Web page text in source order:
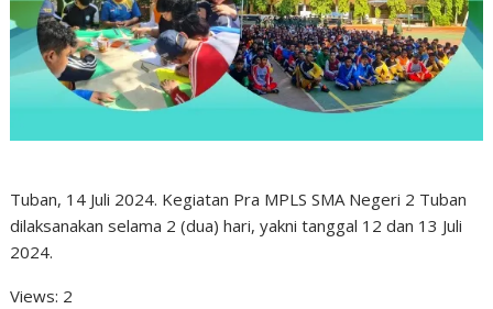
Tuban, 14 Juli 2024. Kegiatan Pra MPLS SMA Negeri 2 Tuban
dilaksanakan selama 2 (dua) hari, yakni tanggal 12 dan 13 Juli
2024.
Views: 2